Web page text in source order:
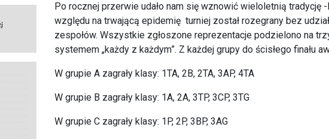
Po rocznej przerwie udało nam się wznowić wieloletnią tradycję
względu na trwającą epidemię turniej został rozegrany bez
zespołów. Wszystkie zgłoszone reprezentacje podzielono na
systemem „każdy z każdym”. Z każdej grupy do ścisłego finału
W grupie A zagrały klasy: 1TA, 2B, 2TA, 3AP, 4TA
W grupie B zagrały klasy: 1A, 2A, 3TP, 3CP, 3TG
W grupie C zagrały klasy: 1P, 2P, 3BP, 3AG